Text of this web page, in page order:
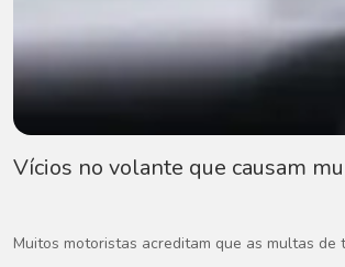
Vícios no volante que causam
Muitos motoristas acreditam que as multas